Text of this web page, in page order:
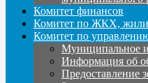
Комитет финансов
Комитет по ЖКХ,
Комитет по
Муниципальное
Информация об
Предоставление